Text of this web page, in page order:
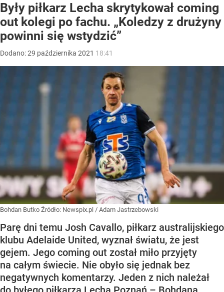
Były piłkarz Lecha skrytykował coming
out kolegi po fachu. „Koledzy z drużyny
powinni się wstydzić”
Dodano:29 października 2021 18:41
Bohdan Butko Źródło: Newspix.pl / Adam Jastrzebowski
Parę dni temu Josh Cavallo, piłkarz australijskiego
klubu Adelaide United, wyznał światu, że jest
gejem. Jego coming out został miło przyjęty
na całym świecie. Nie obyło się jednak bez
negatywnych komentarzy. Jeden z nich należał